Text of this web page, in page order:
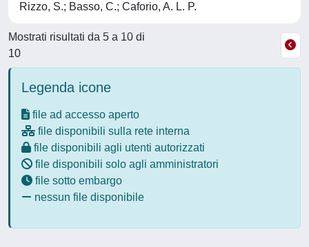
Rizzo, S.; Basso, C.; Caforio, A. L. P.
Mostrati risultati da 5 a 10 di
10
Legenda icone
file ad accesso aperto
file disponibili sulla rete interna
file disponibili agli utenti autorizzati
file disponibili solo agli amministratori
file sotto embargo
nessun file disponibile